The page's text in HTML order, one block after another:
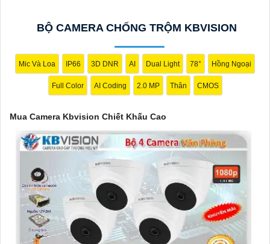
giám sát chuyên nghiệp. Hãy đầu tư vào Camera Kbvision và
yên tâm bảo vệ gia đình và tài sản của bạn ngay hôm nay!"
Bạn có thể điều chỉnh và thêm vào nội dung trên để phù hợp với
nhu cầu cụ thể của bạn. Chúc bạn thành công!
BỘ CAMERA CHỐNG TRỘM KBVISION
Mic Và Loa IP66 3D DNR AI Dual Light 78° Hồng Ngoại
Full Color AI Coding 2.0 MP Thân CMOS
Mua Camera Kbvision Chiết Khấu Cao